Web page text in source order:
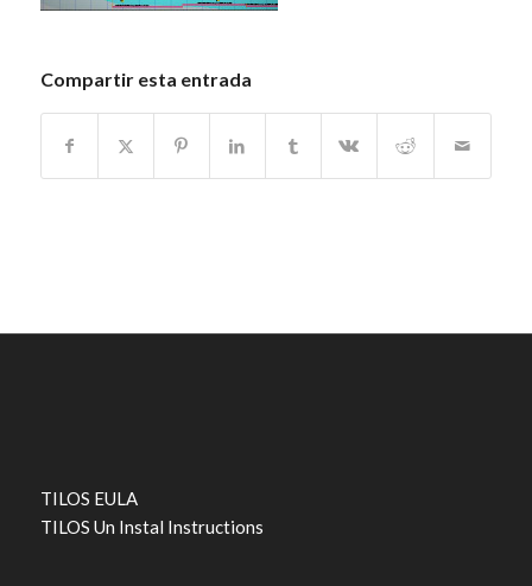
Compartir esta entrada
TILOS EULA
TILOS Un Instal Instructions